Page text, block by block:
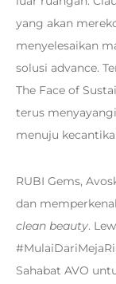
yang akan
menyelesaikan
solusi advance.
The Face of
terus
menuju
RUBI Gems,
dan
clean beauty.
Sahabat AVO